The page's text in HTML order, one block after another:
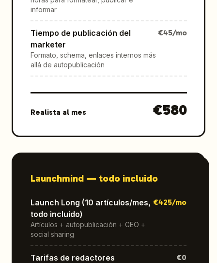
informar
Tiempo de publicación del
marketer
Formato, schema, enlaces internos más
allá de autopublicación
€45/mo
Realista al mes €580
Launchmind — todo incluido
Launch Long (10 artículos/mes,
todo incluido)
Artículos + autopublicación + GEO +
social sharing
€425/mo
Tarifas de redactores €0